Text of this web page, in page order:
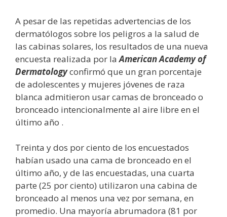
A pesar de las repetidas advertencias de los
dermatólogos sobre los peligros a la salud de
las cabinas solares, los resultados de una nueva
encuesta realizada por laAmerican Academy of
Dermatologyconfirmó que un gran porcentaje
de adolescentes y mujeres jóvenes de raza
blanca admitieron usar camas de bronceado o
bronceado intencionalmente al aire libre en el
último año .
Treinta y dos por ciento de los encuestados
habían usado una cama de bronceado en el
último año, y de las encuestadas, una cuarta
parte (25 por ciento) utilizaron una cabina de
bronceado al menos una vez por semana, en
promedio. Una mayoría abrumadora (81 por